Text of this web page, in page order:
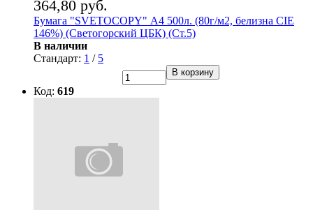
364,80 руб.
Бумага "SVETOCOPY" А4 500л. (80г/м2, белизна CIE
146%) (Светогорский ЦБК) (Ст.5)
В наличии
Стандарт: 1 / 5
В корзину
Код: 619